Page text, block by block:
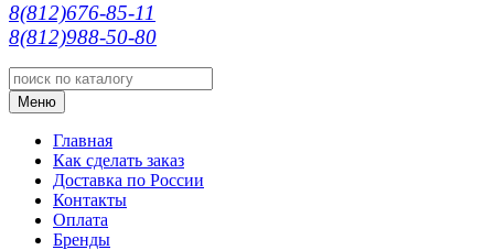
8(812)676-85-11
8(812)988-50-80
Меню
Главная
Как сделать заказ
Доставка по России
Контакты
Оплата
Бренды